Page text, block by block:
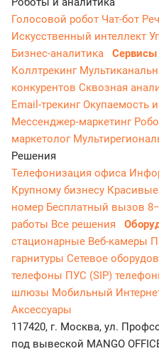
Голосовой робот Чат-бот
Искусственный интеллект
Бизнес-аналитика
Сервисы
Коллтрекинг
конкурентов Сквозная
Email-трекингОкупаемость
Мессенджер‑маркетинг
маркетолог
Решения
Телефонизация офиса
Крупному бизнесу
номер Бесплатный вызов
работы Все решения
стационарные Веб-камеры
гарнитуры Сетевое
телефоны ПУС (SIP)
шлюзы Мобильный
Аксессуары
117420, г. Москва, ул.
под вывеской MANGO